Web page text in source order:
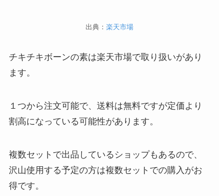
出典： 楽天市場
チキチキボーンの素は楽天市場で取り扱いがあり
ます。
１つから注文可能で、送料は無料ですが定価より
割高になっている可能性があります。
複数セットで出品しているショップもあるので、
沢山使用する予定の方は複数セットでの購入がお
得です。